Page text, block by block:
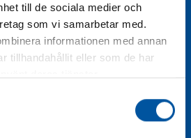
till de sociala medier och
som vi samarbetar med.
informationen med annan
tillhandahållit eller som de har